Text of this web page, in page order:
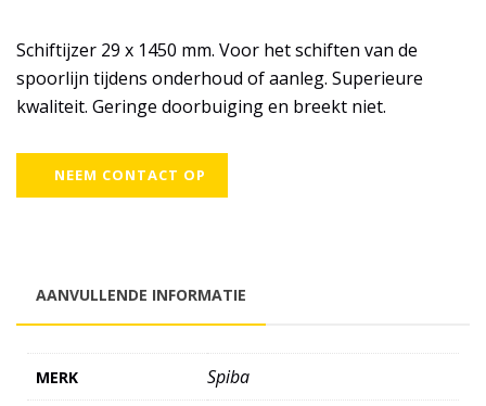
Schiftijzer 29 x 1450 mm. Voor het schiften van de
spoorlijn tijdens onderhoud of aanleg. Superieure
kwaliteit. Geringe doorbuiging en breekt niet.
NEEM CONTACT OP
AANVULLENDE INFORMATIE
MERK Spiba